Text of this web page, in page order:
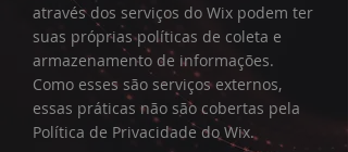
através dos serviços do Wix podem ter
suas próprias políticas de coleta e
armazenamento de informações.
Como esses são serviços externos,
essas práticas não são cobertas pela
Política de Privacidade do Wix.